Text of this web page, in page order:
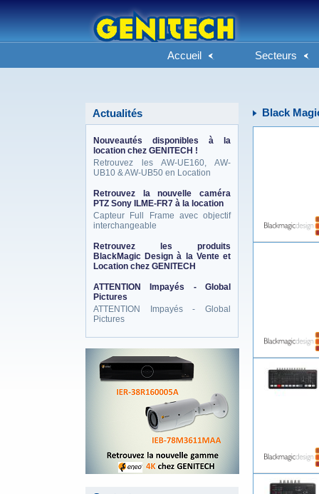
Accueil Secteurs
Actualités
Nouveautés disponibles à la
location chez GENITECH !
Retrouvez les AW-UE160, AW-
UB10 & AW-UB50 en Location
Retrouvez la nouvelle caméra
PTZ Sony ILME-FR7 à la location
Capteur Full Frame avec objectif
interchangeable
Retrouvez les produits
BlackMagic Design à la Vente et
Location chez GENITECH
ATTENTION Impayés - Global
Pictures
ATTENTION Impayés - Global
Pictures
Black